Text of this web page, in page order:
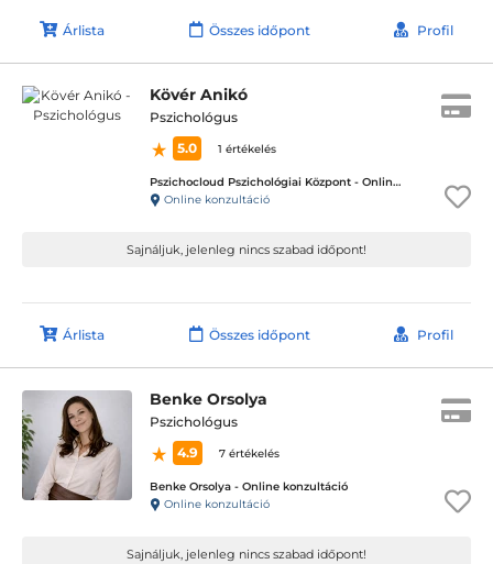
Árlista Összes időpont Profil
Kövér Anikó
Pszichológus
5.0
1 értékelés
Pszichocloud Pszichológiai Központ - Online ügyfélfogadás
Online konzultáció
Sajnáljuk, jelenleg nincs szabad időpont!
Árlista Összes időpont Profil
Benke Orsolya
Pszichológus
4.9
7 értékelés
Benke Orsolya - Online konzultáció
Online konzultáció
Sajnáljuk, jelenleg nincs szabad időpont!